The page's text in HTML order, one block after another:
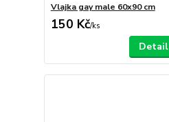
Vlajka gay male 60x90 cm
150 Kč/ks
Detail